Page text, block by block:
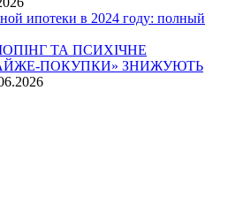
ипотеки в 2024 году: полный
ТА ПСИХІЧНЕ
ПОКУПКИ» ЗНИЖУЮТЬ